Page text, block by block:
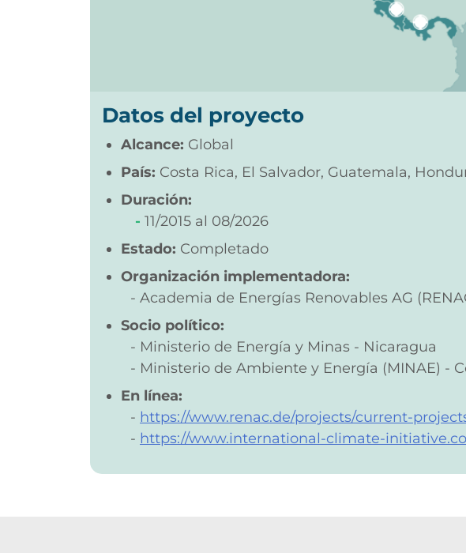
Datos del proyecto
Alcance: Global
País: Costa Rica, El Salvador, Guatemala,
Duración:
11/2015
08/2026
Estado: Completado
Organización implementadora:
Academia de Energías Renovables AG
Socio político:
Ministerio de Energía y Minas - Nicaragua
Ministerio de Ambiente y Energía (MINAE) -
En línea:
https://www.renac.de/projects/current-
https://www.international-climate-